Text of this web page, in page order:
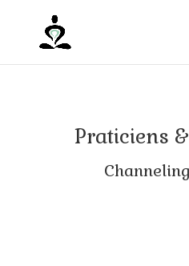
Praticiens